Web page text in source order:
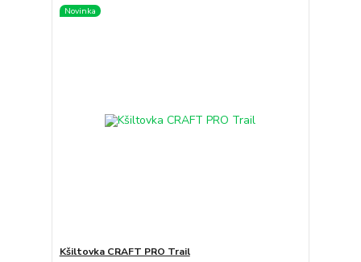
Novinka
Kšiltovka CRAFT PRO Trail